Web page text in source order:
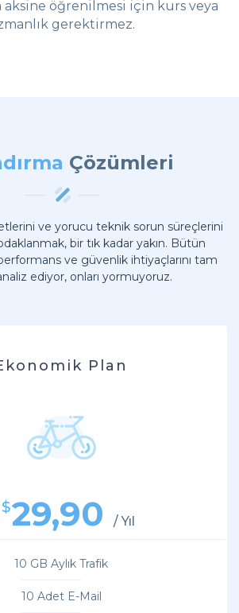
aksine öğrenilmesi için kurs veya
gerektirmez.
Çözümleri
ve yorucu teknik sorun süreçlerini
bir tık kadar yakın. Bütün
ve güvenlik ihtiyaçlarını tam
ediyor, onları yormuyoruz.
Plan
$29,90 / Yıl
10 GB Aylık Trafik
10 Adet E-Mail